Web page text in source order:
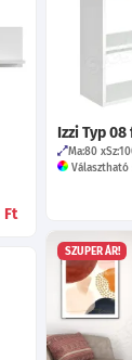
Izzi Typ
Ma:80
Választható
Ft
SZUPER ÁR!